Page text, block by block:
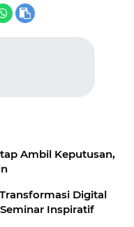
Ambil Keputusan,
Digital
Inspiratif